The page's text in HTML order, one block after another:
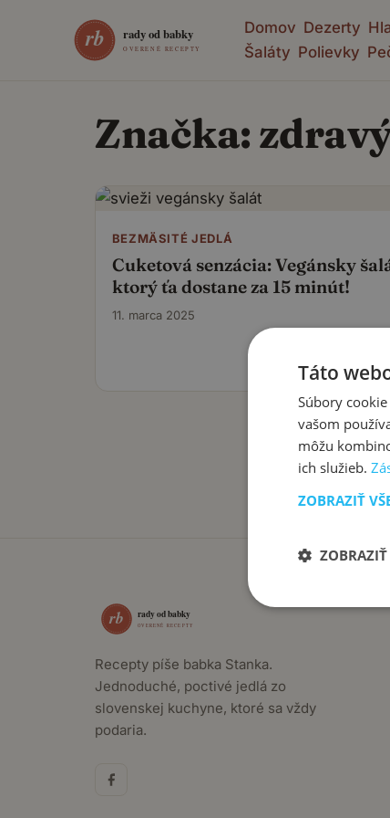
Domov Dezerty
Šaláty Polievky
Značka:
BEZMÄSITÉ JEDLÁ
Cuketová senzácia: Vegánsky
ktorý ťa dostane za 15 minút!
11. marca 2025
Recepty píše babka Stanka.
Jednoduché, poctivé jedlá zo
slovenskej kuchyne, ktoré sa vždy
podaria.
Táto
Súbory
vašom
môžu
ich služieb.
ZOBRAZIŤ